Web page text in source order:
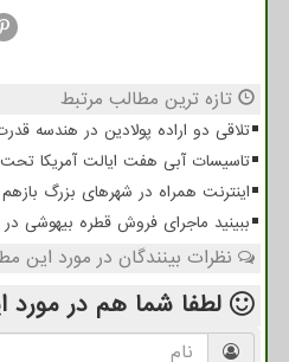
تازه ترین مطالب مرتبط
تلاقی دو اراده پولادین در هندسه
تاسیسات آبی هفت ایالت آمریکا
اینترنت همراه در شهرهای بزرگ بازهم
ببینید ماجرای فروش قطره بیهوشی در
نظرات بینندگان در مورد این
لطفا شما هم در